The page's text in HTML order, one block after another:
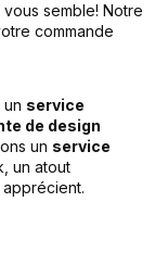
semble! Notre
commande
service
de design
un service
un atout